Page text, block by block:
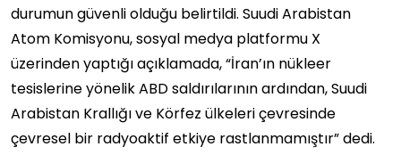
durumun güvenli olduğu belirtildi. Suudi Arabistan
Atom Komisyonu, sosyal medya platformu X
üzerinden yaptığı açıklamada, “İran’ın nükleer
tesislerine yönelik ABD saldırılarının ardından, Suudi
Arabistan Krallığı ve Körfez ülkeleri çevresinde
çevresel bir radyoaktif etkiye rastlanmamıştır” dedi.